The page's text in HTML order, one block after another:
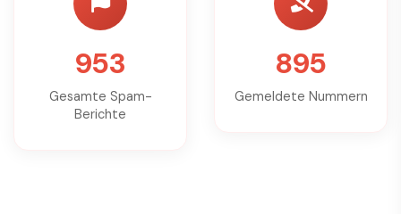
953
Gesamte Spam-
Berichte
895
Gemeldete Nummern